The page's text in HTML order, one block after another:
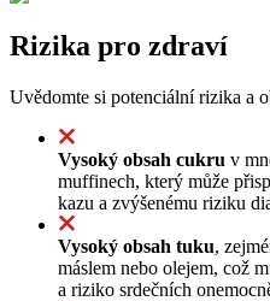
Rizika pro zdraví
Uvědomte si potenciální rizika a
Vysoký obsah cukru v
muffinech, který může
kazu a zvýšenému riziku
Vysoký obsah tuku,
máslem nebo olejem, což
a riziko srdečních